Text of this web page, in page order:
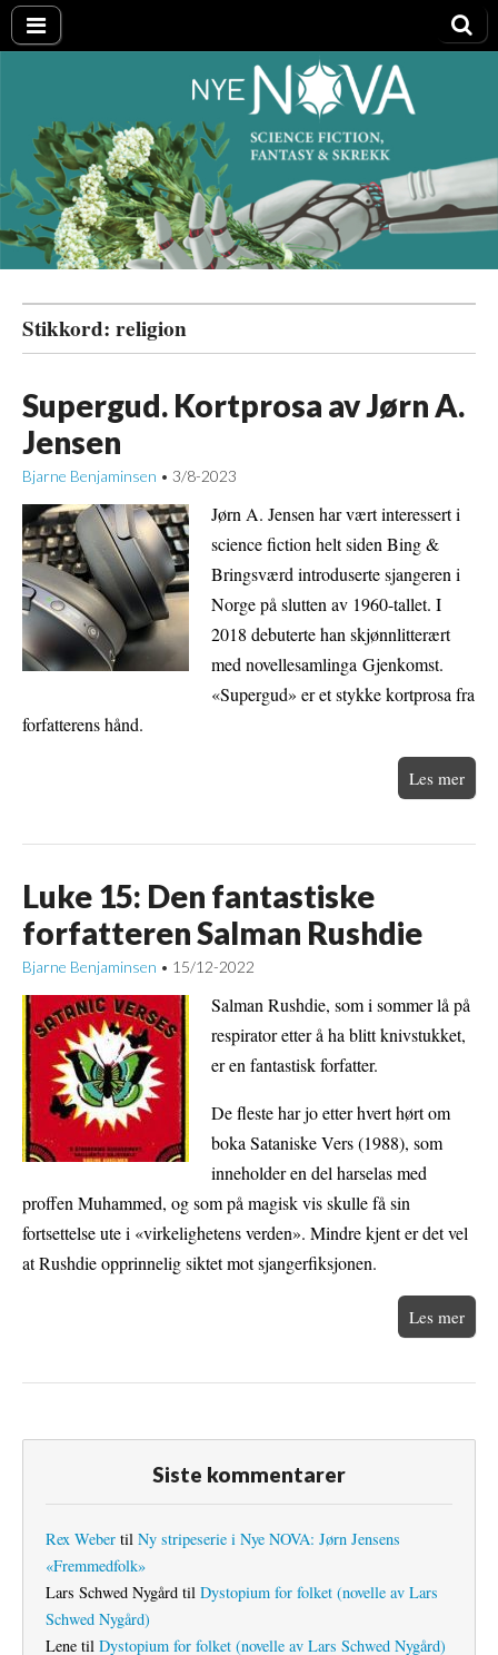
Nye NOVA
Stikkord: religion
Supergud. Kortprosa av Jørn A.
Jensen
Bjarne Benjaminsen • 3/8-2023
Jørn A. Jensen har vært interessert i
science fiction helt siden Bing &
Bringsværd introduserte sjangeren i
Norge på slutten av 1960-tallet. I
2018 debuterte han skjønnlitterært
med novellesamlinga Gjenkomst.
«Supergud» er et stykke kortprosa fra
forfatterens hånd.
Les mer
Luke 15: Den fantastiske
forfatteren Salman Rushdie
Bjarne Benjaminsen • 15/12-2022
Salman Rushdie, som i sommer lå på
respirator etter å ha blitt knivstukket,
er en fantastisk forfatter.
De fleste har jo etter hvert hørt om
boka Sataniske Vers (1988), som
inneholder en del harselas med
proffen Muhammed, og som på magisk vis skulle få sin
fortsettelse ute i «virkelighetens verden». Mindre kjent er det vel
at Rushdie opprinnelig siktet mot sjangerfiksjonen.
Les mer
Siste kommentarer
Rex Weber til Ny stripeserie i Nye NOVA: Jørn Jensens
«Fremmedfolk»
Lars Schwed Nygård til Dystopium for folket (novelle av Lars
Schwed Nygård)
Lene til Dystopium for folket (novelle av Lars Schwed Nygård)